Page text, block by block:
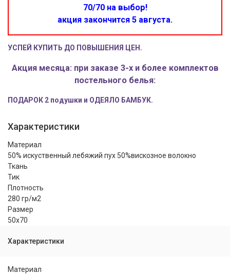
70/70 на выбор!
акция закончится 5 августа.
УСПЕЙ КУПИТЬ ДО ПОВЫШЕНИЯ ЦЕН.
Акция месяца: при заказе 3-х и более комплектов
постельного белья:
ПОДАРОК 2 подушки и ОДЕЯЛО БАМБУК.
Характеристики
Материал
50% искуственный лебяжий пух 50%вискозное волокно
Ткань
Тик
Плотность
280 гр/м2
Размер
50x70
Характеристики
Материал